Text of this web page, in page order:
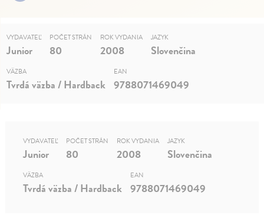
VYDAVATEĽ
Junior
POČET STRÁN
80
ROK VYDANIA
2008
JAZYK
Slovenčina
VÄZBA
Tvrdá väzba / Hardback
EAN
9788071469049
VYDAVATEĽ
Junior
POČET STRÁN
80
ROK VYDANIA
2008
JAZYK
Slovenčina
VÄZBA
Tvrdá väzba / Hardback
EAN
9788071469049